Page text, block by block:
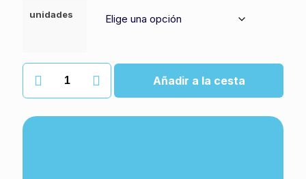
unidades
Pajita
papel
cantidad
Añadir a la cesta